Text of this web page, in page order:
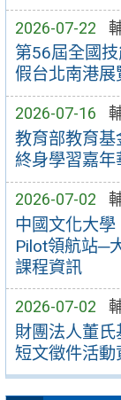
2026-07-22
第56屆全國
假台北南港
2026-07-16
教育部教育
終身學習嘉年
2026-07-02
中國文化大
Pilot領航站─
課程資訊
2026-07-02
財團法人董氏
短文徵件活動